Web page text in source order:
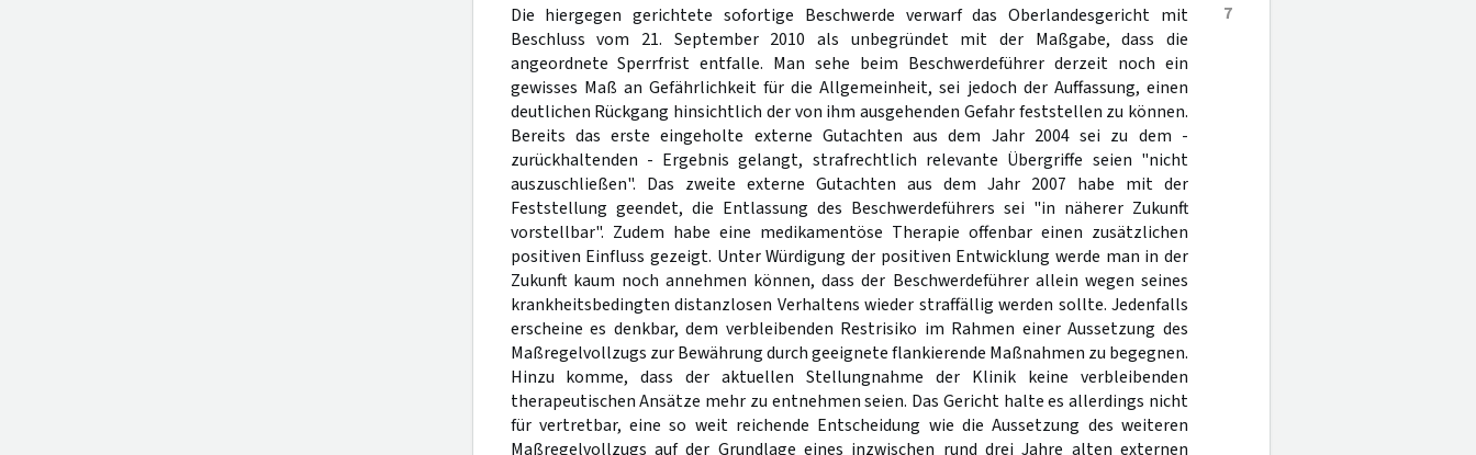
7
Die hiergegen gerichtete sofortige Beschwerde verwarf das Oberlandesgericht mit
Beschluss vom 21. September 2010 als unbegründet mit der Maßgabe, dass die
angeordnete Sperrfrist entfalle. Man sehe beim Beschwerdeführer derzeit noch ein
gewisses Maß an Gefährlichkeit für die Allgemeinheit, sei jedoch der Auffassung, einen
deutlichen Rückgang hinsichtlich der von ihm ausgehenden Gefahr feststellen zu können.
Bereits das erste eingeholte externe Gutachten aus dem Jahr 2004 sei zu dem -
zurückhaltenden - Ergebnis gelangt, strafrechtlich relevante Übergriffe seien "nicht
auszuschließen". Das zweite externe Gutachten aus dem Jahr 2007 habe mit der
Feststellung geendet, die Entlassung des Beschwerdeführers sei "in näherer Zukunft
vorstellbar". Zudem habe eine medikamentöse Therapie offenbar einen zusätzlichen
positiven Einfluss gezeigt. Unter Würdigung der positiven Entwicklung werde man in der
Zukunft kaum noch annehmen können, dass der Beschwerdeführer allein wegen seines
krankheitsbedingten distanzlosen Verhaltens wieder straffällig werden sollte. Jedenfalls
erscheine es denkbar, dem verbleibenden Restrisiko im Rahmen einer Aussetzung des
Maßregelvollzugs zur Bewährung durch geeignete flankierende Maßnahmen zu begegnen.
Hinzu komme, dass der aktuellen Stellungnahme der Klinik keine verbleibenden
therapeutischen Ansätze mehr zu entnehmen seien. Das Gericht halte es allerdings nicht
für vertretbar, eine so weit reichende Entscheidung wie die Aussetzung des weiteren
Maßregelvollzugs auf der Grundlage eines inzwischen rund drei Jahre alten externen